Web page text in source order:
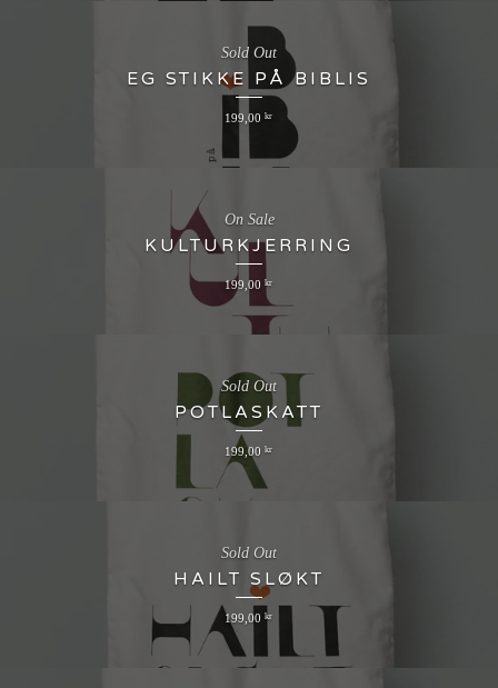
EG STIKKE PÅ BIBLIS
199,00 kr
Sold Out
KULTURKJERRING
199,00 kr
On Sale
POTLASKATT
199,00 kr
Sold Out
HAILT SLØKT
199,00 kr
Sold Out